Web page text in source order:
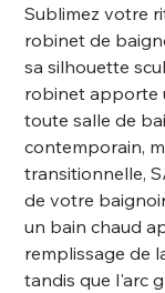
Sublimez votre
robinet de
sa silhouette
robinet apporte
toute salle de
contemporain,
transitionnelle,
de votre
un bain chaud
remplissage de
tandis que l'arc